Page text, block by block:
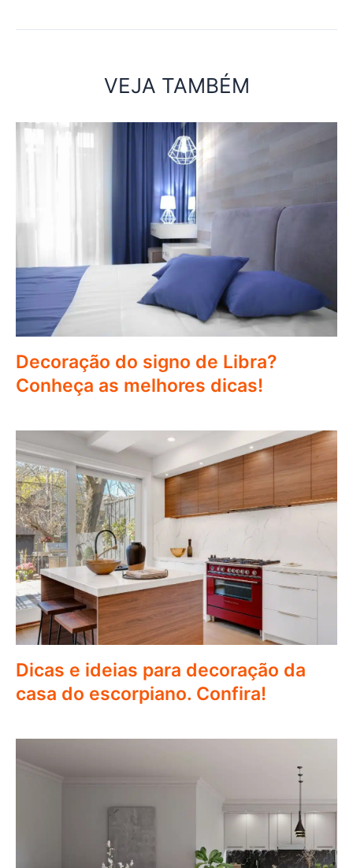
VEJA TAMBÉM
Decoração do signo de Libra?
Conheça as melhores dicas!
Dicas e ideias para decoração da
casa do escorpiano. Confira!